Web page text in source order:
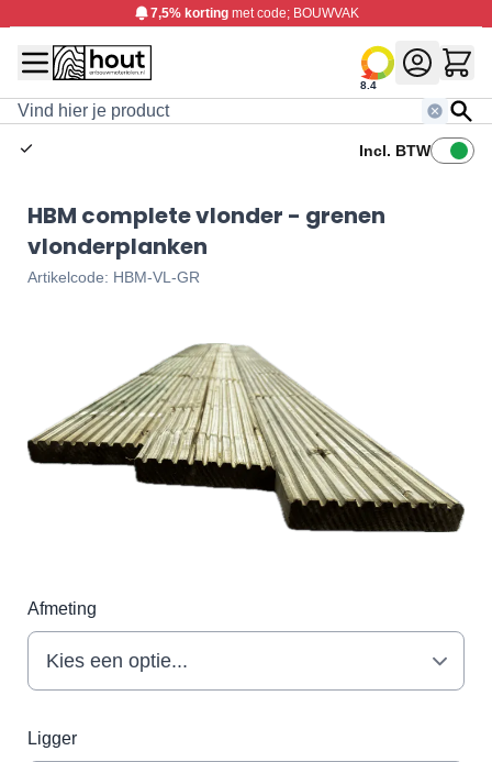
7,5% korting met code; BOUWVAK
8.4
Search
Incl. BTW
HBM complete vlonder - grenen
vlonderplanken
Artikelcode: HBM-VL-GR
Afmeting
Ligger